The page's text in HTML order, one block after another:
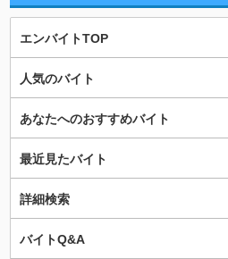
エンバイトTOP
人気のバイト
あなたへのおすすめバイト
最近見たバイト
詳細検索
バイトQ&A